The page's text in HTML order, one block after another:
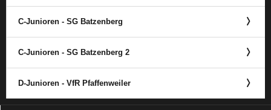
C-Junioren - SG Batzenberg
C-Junioren - SG Batzenberg 2
D-Junioren - VfR Pfaffenweiler